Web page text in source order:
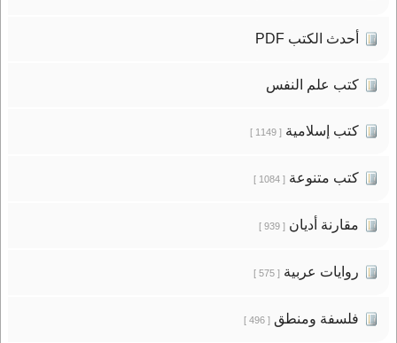
أحدث الكتب PDF
كتب علم النفس
كتب إسلامية[ 1149 ]
كتب متنوعة[ 1084 ]
مقارنة أديان[ 939 ]
روايات عربية[ 575 ]
فلسفة ومنطق[ 496 ]